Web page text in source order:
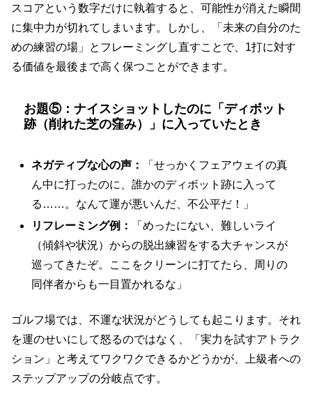
スコアという数字だけに執着すると、可能性が消えた瞬間
に集中力が切れてしまいます。しかし、「未来の自分のた
めの練習の場」とフレーミングし直すことで、1打に対す
る価値を最後まで高く保つことができます。
お題⑤：ナイスショットしたのに「ディボット
跡（削れた芝の窪み）」に入っていたとき
ネガティブな心の声：
「せっかくフェアウェイの真
ん中に打ったのに、誰かのディボット跡に入って
る……。なんて運が悪いんだ、不公平だ！」
リフレーミング例：
「めったにない、難しいライ
（傾斜や状況）からの脱出練習をする大チャンスが
巡ってきたぞ。ここをクリーンに打てたら、周りの
同伴者からも一目置かれるな」
ゴルフ場では、不運な状況がどうしても起こります。それ
を運のせいにして怒るのではなく、「実力を試すアトラク
ション」と考えてワクワクできるかどうかが、上級者への
ステップアップの分岐点です。